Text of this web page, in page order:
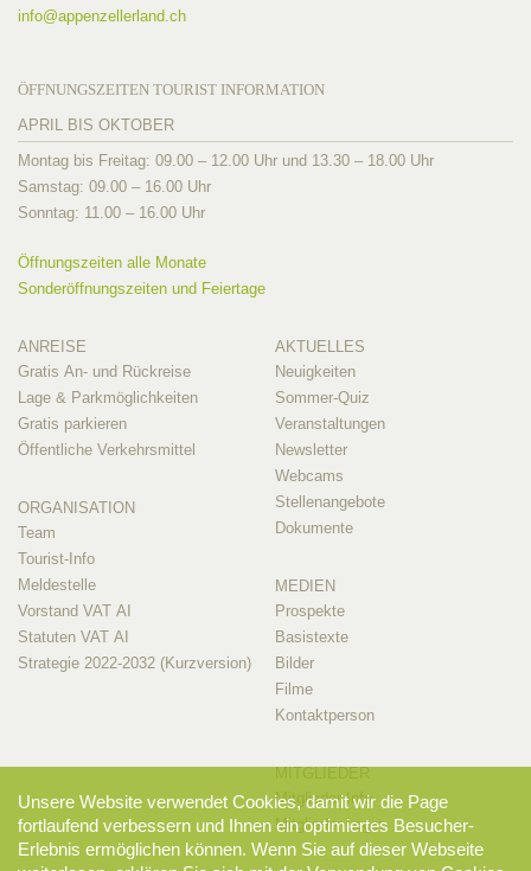
info@appenzellerland.ch
ÖFFNUNGSZEITEN TOURIST INFORMATION
APRIL BIS OKTOBER
Montag bis Freitag: 09.00 – 12.00 Uhr und 13.30 – 18.00 Uhr
Samstag: 09.00 – 16.00 Uhr
Sonntag: 11.00 – 16.00 Uhr
Öffnungszeiten alle Monate
Sonderöffnungszeiten und Feiertage
ANREISE
Gratis An- und Rückreise
Lage & Parkmöglichkeiten
Gratis parkieren
Öffentliche Verkehrsmittel
ORGANISATION
Team
Tourist-Info
Meldestelle
Vorstand VAT AI
Statuten VAT AI
Strategie 2022-2032 (Kurzversion)
AKTUELLES
Neuigkeiten
Sommer-Quiz
Veranstaltungen
Newsletter
Webcams
Stellenangebote
Dokumente
MEDIEN
Prospekte
Basistexte
Bilder
Filme
Kontaktperson
Mitglieder-Info
Mitglieder-Login
Unsere Website verwendet Cookies, damit wir die Page
fortlaufend verbessern und Ihnen ein optimiertes Besucher-
Erlebnis ermöglichen können. Wenn Sie auf dieser Webseite